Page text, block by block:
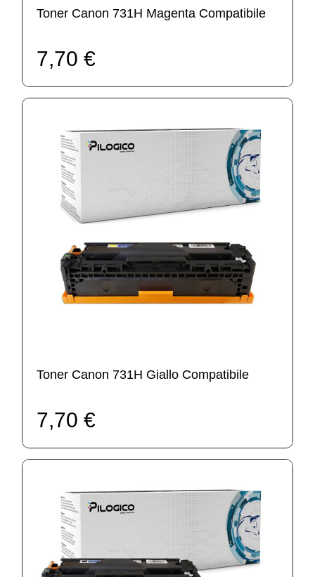
Toner Canon 731H Magenta Compatibile
7,70 €
Toner Canon 731H Giallo Compatibile
7,70 €